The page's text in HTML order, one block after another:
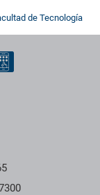
de Tecnología